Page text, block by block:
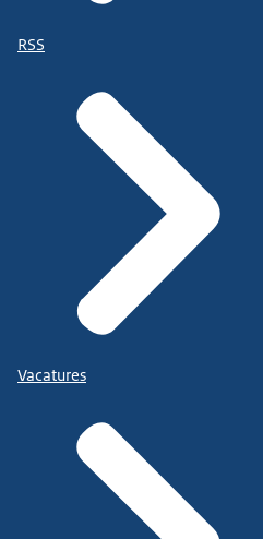
RSS
Vacatures